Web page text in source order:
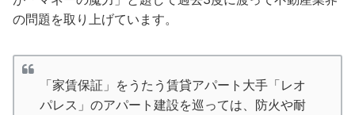
の問題を取り上げています。
「家賃保証」をうたう賃貸アパート大手「レオ
パレス」のアパート建設を巡っては、防火や耐